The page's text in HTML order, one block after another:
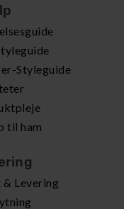
Styleguide
til ham
& Levering